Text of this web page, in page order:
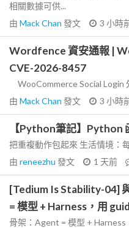
相關數據可供...
由 Mack Chan 發文 3 小時
Wordfence 資安通報 |
CVE-2026-8457
WooCommerce Social Login
由 Mack Chan 發文 3 小時
【Python筆記】Python
把重複動作包起來 生活情境：
由 reneezhu 發文 1 天前
[Tedium Is Stability-04]
= 模型 + Harness，用
骨架：Agent = 模型 + Harness